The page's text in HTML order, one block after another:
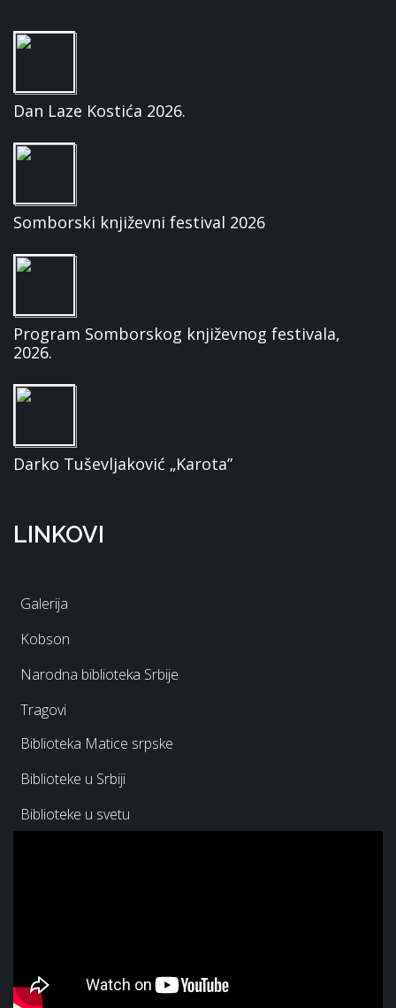
Dan Laze Kostića 2026.
Somborski književni festival 2026
Program Somborskog književnog festivala,
2026.
Darko Tuševljaković „Karota”
LINKOVI
Galerija
Kobson
Narodna biblioteka Srbije
Tragovi
Biblioteka Matice srpske
Biblioteke u Srbiji
Biblioteke u svetu